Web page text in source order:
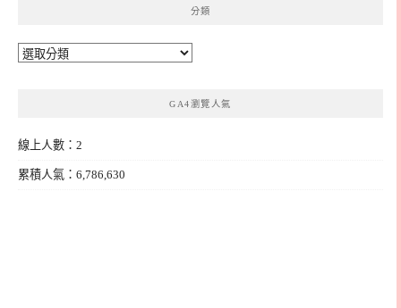
分類
分
GA4瀏覽人氣
線上人數：2
累積人氣：6,786,630